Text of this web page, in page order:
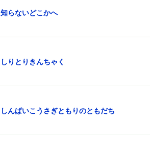
知らないどこかへ
しりとりきんちゃく
しんぱいこうさぎともりのともだち